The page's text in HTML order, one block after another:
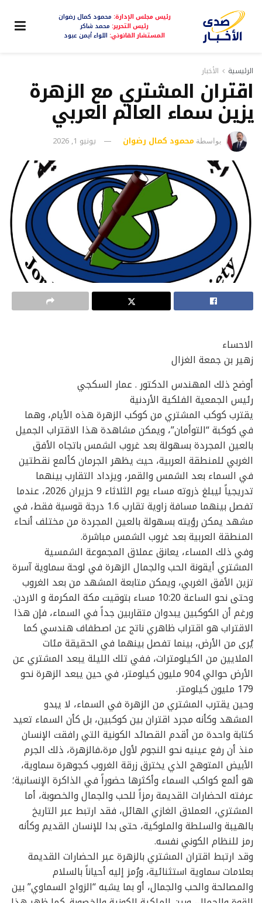
رئيس مجلس الإدارة: محمود كمال رضوان
رئيس التحرير: محمد شاكر
المستشار القانوني: اللواء أيمن عبود
الرئيسية الأخبار
اقتران المشتري مع الزهرة
يزين سماء العالم العربي
بواسطة محمود كمال رضوان يونيو 1, 2026
الاحساء
زهير بن جمعة الغزال
أوضح ذلك المهندس الدكتور . عمار السكجي
رئيس الجمعية الفلكية الأردنية
يقترب كوكب المشتري من كوكب الزهرة هذه الأيام، وهما
في كوكبة “التوأمان”، ويمكن مشاهدة هذا الاقتراب الجميل
بالعين المجردة بسهولة بعد غروب الشمس باتجاه الأفق
الغربي للمنطقة العربية، حيث يظهر الجرمان كألمع نقطتين
في السماء بعد الشمس والقمر، ويزداد التقارب بينهما
تدريجياً ليبلغ ذروته مساء يوم الثلاثاء 9 حزيران 2026، عندما
تفصل بينهما مسافة زاوية تقارب 1.6 درجة قوسية فقط، في
مشهد يمكن رؤيته بسهولة بالعين المجردة من مختلف أنحاء
المنطقة العربية بعد غروب الشمس مباشرة.
وفي ذلك المساء، يعانق عملاق المجموعة الشمسية
المشتري أيقونة الحب والجمال الزهرة في لوحة سماوية آسرة
تزين الأفق الغربي، ويمكن متابعة المشهد من بعد الغروب
وحتى نحو الساعة 10:20 مساء بتوقيت مكة المكرمة و الاردن.
ورغم أن الكوكبين يبدوان متقاربين جداً في السماء، فإن هذا
الاقتراب هو اقتراب ظاهري ناتج عن اصطفاف هندسي كما
يُرى من الأرض، بينما تفصل بينهما في الحقيقة مئات
الملايين من الكيلومترات، ففي تلك الليلة يبعد المشتري عن
الأرض حوالي 904 مليون كيلومتر، في حين يبعد الزهرة نحو
179 مليون كيلومتر.
وحين يقترب المشتري من الزهرة في السماء، لا يبدو
المشهد وكأنه مجرد اقتران بين كوكبين، بل كأن السماء تعيد
كتابة واحدة من أقدم القصائد الكونية التي رافقت الإنسان
منذ أن رفع عينيه نحو النجوم لأول مرة،فالزهرة، ذلك الجرم
الأبيض المتوهج الذي يخترق زرقة الغروب كجوهرة سماوية،
هو ألمع كواكب السماء وأكثرها حضوراً في الذاكرة الإنسانية؛
عرفته الحضارات القديمة رمزاً للحب والجمال والخصوبة، أما
المشتري، العملاق الغازي الهائل، فقد ارتبط عبر التاريخ
بالهيبة والسلطة والملوكية، حتى بدا للإنسان القديم وكأنه
رمز للنظام الكوني نفسه.
وقد ارتبط اقتران المشتري بالزهرة عبر الحضارات القديمة
بعلامات سماوية استثنائية، ورُمز إليه أحياناً بالسلام
والمصالحة والحب والجمال، أو بما يشبه “الزواج السماوي” بين